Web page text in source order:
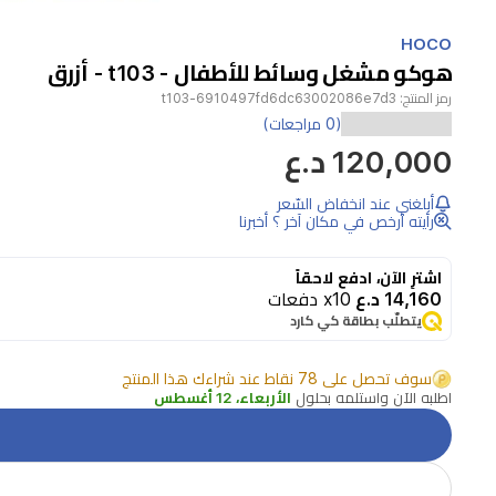
1
of
1
HOCO
هوكو مشغل وسائط للأطفال - t103 - أزرق
رمز المنتج: t103-6910497fd6dc63002086e7d3
وسائط
مدمج
مصمم
للأطفال،
يوفر
لعب
آمنة
وممتعة.
يتميز
(0 مراجعات)
120,000 د.ع
أبلغني عند انخفاض السّعر
رأيته أرخص في مكان آخر ؟ أخبرنا
اشترِ الآن، ادفع لاحقاً
14,160 د.ع x10 دفعات
يتطلّب بطاقة كي كارد
سوف تحصل على 78 نقاط عند شراءك هذا المنتج
اطلبه الآن واستلمه بحلول الأربعاء، 12 أغسطس